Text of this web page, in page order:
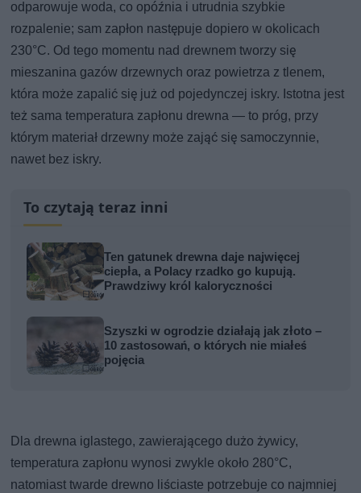
odparowuje woda, co opóźnia i utrudnia szybkie
rozpalenie; sam zapłon następuje dopiero w okolicach
230°C. Od tego momentu nad drewnem tworzy się
mieszanina gazów drzewnych oraz powietrza z tlenem,
która może zapalić się już od pojedynczej iskry. Istotna jest
też sama temperatura zapłonu drewna — to próg, przy
którym materiał drzewny może zająć się samoczynnie,
nawet bez iskry.
To czytają teraz inni
Ten gatunek drewna daje najwięcej
ciepła, a Polacy rzadko go kupują.
Prawdziwy król kaloryczności
Szyszki w ogrodzie działają jak złoto –
10 zastosowań, o których nie miałeś
pojęcia
Dla drewna iglastego, zawierającego dużo żywicy,
temperatura zapłonu wynosi zwykle około 280°C,
natomiast twarde drewno liściaste potrzebuje co najmniej